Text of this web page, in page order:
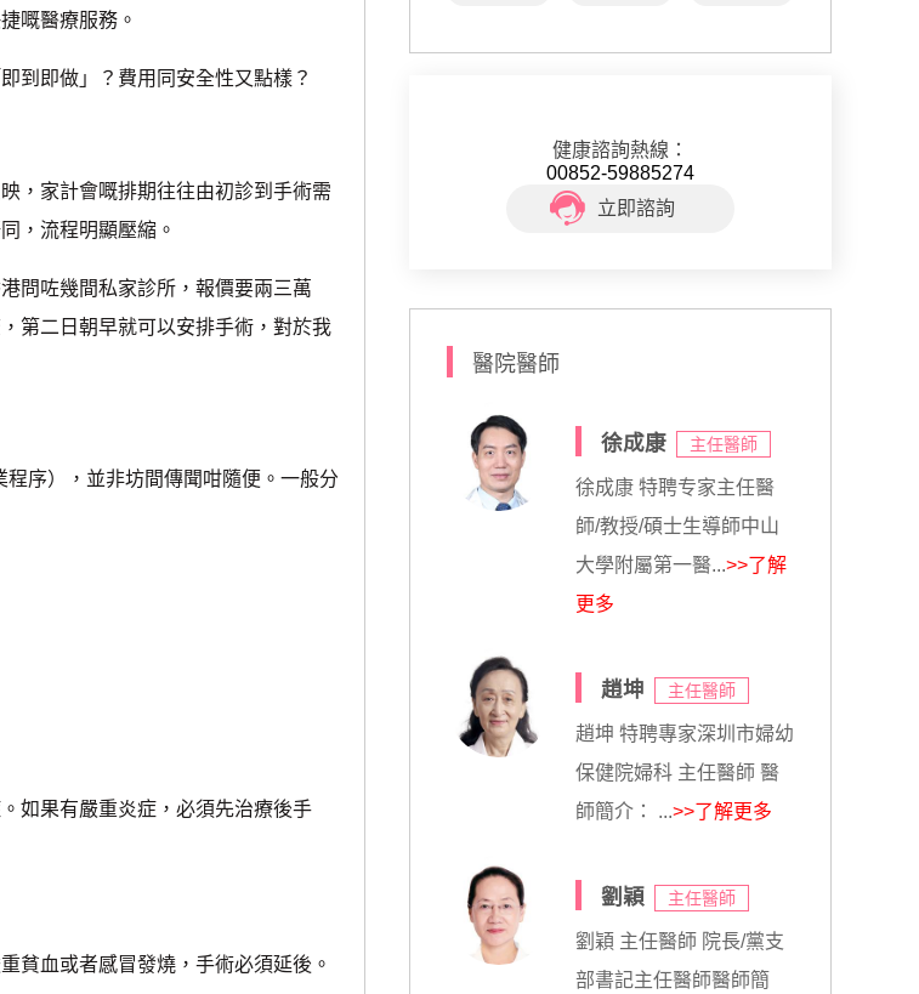
嘅醫療服務。
即做」？費用同安全性又點樣？
家計會嘅排期往往由初診到手術需
，流程明顯壓縮。
咗幾間私家診所，報價要兩三萬
第二日朝早就可以安排手術，對於我
序），並非坊間傳聞咁隨便。一般分
如果有嚴重炎症，必須先治療後手
貧血或者感冒發燒，手術必須延後。
健康諮詢熱線：
00852-59885274
立即諮詢
醫院醫師
徐成康 主任醫師
徐成康 特聘专家主任醫
師/教授/碩士生導師中山
大學附屬第一醫...>>了解
更多
趙坤 主任醫師
趙坤 特聘專家深圳市婦幼
保健院婦科 主任醫師 醫
師簡介： ...>>了解更多
劉穎 主任醫師
劉穎 主任醫師 院長/黨支
部書記主任醫師醫師簡